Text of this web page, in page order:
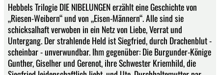
Hebbels Trilogie DIE NIBELUNGEN erzählt eine Geschichte von
„Riesen-Weibern“ und von „Eisen-Männern“. Alle sind sie
schicksalhaft verwoben in ein Netz von Liebe, Verrat und
Untergang. Der strahlende Held ist Siegfried, durch Drachenblut -
scheinbar - unverwundbar. Ihm gegenüber: Die Burgunder-Könige
Gunther, Giselher und Gerenot, ihre Schwester Kriemhild, die